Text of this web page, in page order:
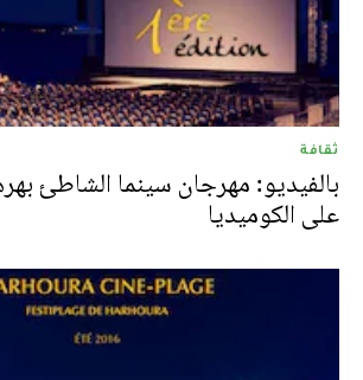
ثقافة
بالفيديو: مهرجان سينما الشاطئ
على الكوميديا